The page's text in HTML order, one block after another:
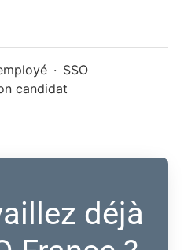
· SSO
candidat
déjà